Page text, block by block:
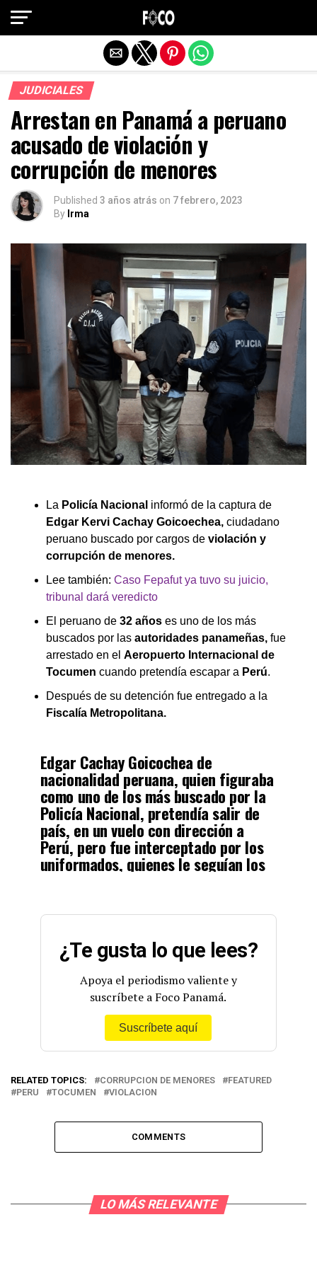
JUDICIALES
Arrestan en Panamá a peruano
acusado de violación y
corrupción de menores
Published 3 años atrás on 7 febrero, 2023
By Irma
La Policía Nacional informó de la captura de
Edgar Kervi Cachay Goicoechea, ciudadano
peruano buscado por cargos de violación y
corrupción de menores.
Lee también: Caso Fepafut ya tuvo su juicio,
tribunal dará veredicto
El peruano de 32 años es uno de los más
buscados por las autoridades panameñas, fue
arrestado en el Aeropuerto Internacional de
Tocumen cuando pretendía escapar a Perú.
Después de su detención fue entregado a la
Fiscalía Metropolitana.
Edgar Cachay Goicochea de
nacionalidad peruana, quien figuraba
como uno de los más buscado por la
Policía Nacional, pretendía salir de
país, en un vuelo con dirección a
Perú, pero fue interceptado por los
uniformados, quienes le seguían los
— Policía Nacional (@ProtegeryServir)February 7, 2023
¿Te gusta lo que lees?
Apoya el periodismo valiente y
suscríbete a Foco Panamá.
Suscríbete aquí
RELATED TOPICS: CORRUPCION DE MENORES
FEATURED
PERU
TOCUMEN VIOLACION
COMMENTS
LO MÁS RELEVANTE
Salir de la versión móvil